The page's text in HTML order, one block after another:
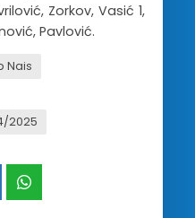
Zorkov, Vasić 1,
Pavlović.
Nais
2025